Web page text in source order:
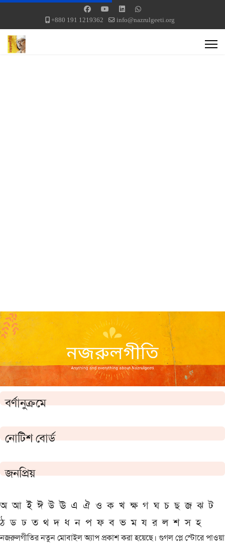
+880 191 1219362 info@nazrulgeeti.org
বর্ণানুক্রমে
নোটিশ বোর্ড
জনপ্রিয়
অ আ ই ঈ উ ঊ এ ঐ ও ক খ ক্ষ গ ঘ চ ছ জ ঝ ট
ঠ ড ঢ ত থ দ ধ ন প ফ ব ভ ম য র ল শ স হ
নজরুলগীতির নতুন মোবাইল অ্যাপ প্রকাশ করা হয়েছে। গুগল প্লে স্টোরে পাওয়া